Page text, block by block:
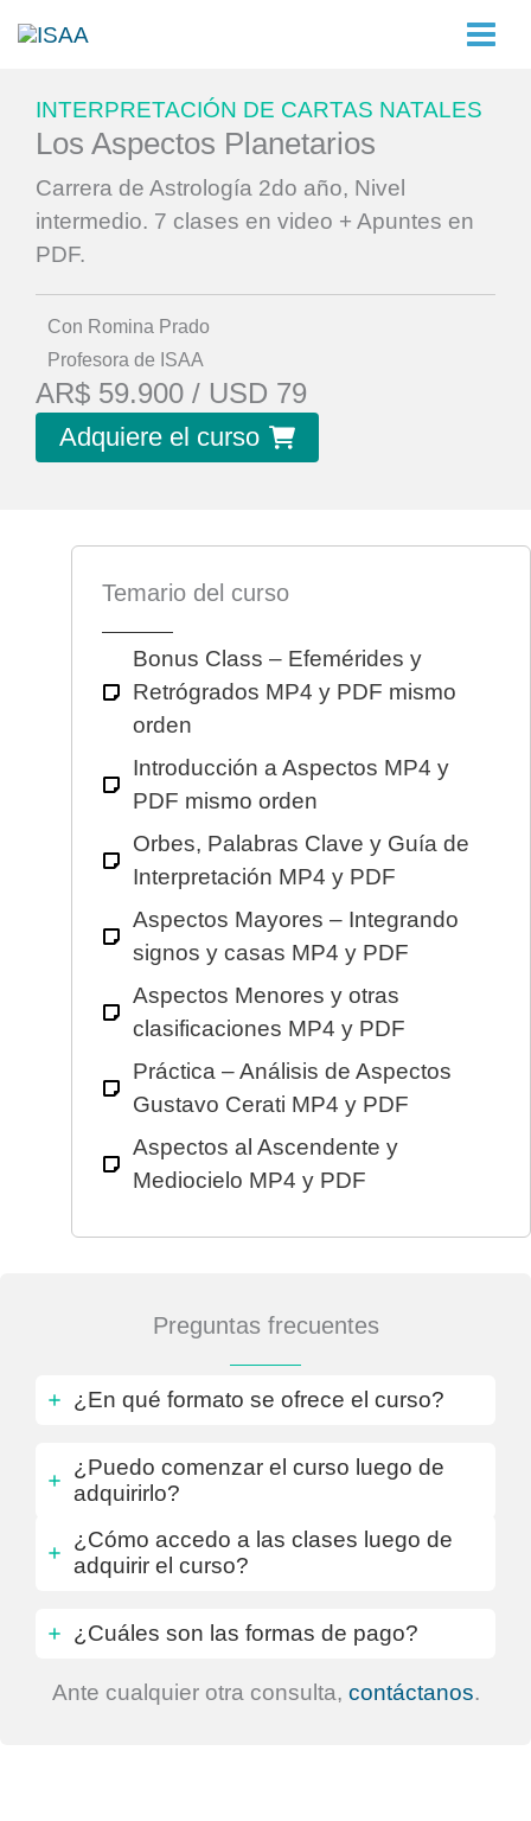
INTERPRETACIÓN DE CARTAS NATALES
Los Aspectos Planetarios
Carrera de Astrología 2do año, Nivel
intermedio. 7 clases en video + Apuntes en
PDF.
AR$ 59.900 / USD 79
Con Romina Prado
Profesora de ISAA
Adquiere el curso
Temario del curso
Bonus Class – Efemérides y
Retrógrados MP4 y PDF mismo
orden
Introducción a Aspectos MP4 y
PDF mismo orden
Orbes, Palabras Clave y Guía de
Interpretación MP4 y PDF
Aspectos Mayores – Integrando
signos y casas MP4 y PDF
Aspectos Menores y otras
clasificaciones MP4 y PDF
Práctica – Análisis de Aspectos
Gustavo Cerati MP4 y PDF
Aspectos al Ascendente y
Mediocielo MP4 y PDF
Preguntas frecuentes
¿En qué formato se ofrece el curso?
¿Puedo comenzar el curso luego de
adquirirlo?
¿Cómo accedo a las clases luego de
adquirir el curso?
¿Cuáles son las formas de pago?
Ante cualquier otra consulta, contáctanos.